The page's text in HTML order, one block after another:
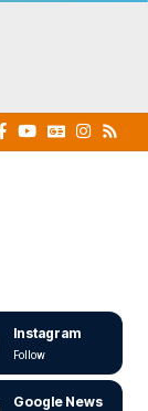
Instagram
Follow
Google News